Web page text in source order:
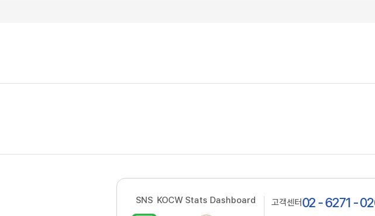
SNS KOCW Stats Dashboard 고객센터 02 - 6271 -